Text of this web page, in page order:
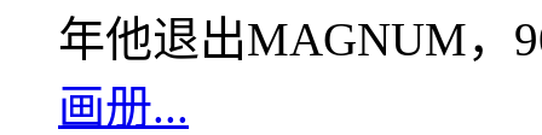
年他退出MAGNUM，
画册...